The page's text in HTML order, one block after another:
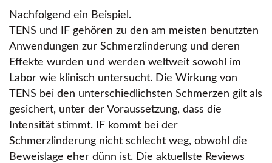
Nachfolgend ein Beispiel.
TENS und IF gehören zu den am meisten benutzten
Anwendungen zur Schmerzlinderung und deren
Effekte wurden und werden weltweit sowohl im
Labor wie klinisch untersucht. Die Wirkung von
TENS bei den unterschiedlichsten Schmerzen gilt als
gesichert, unter der Voraussetzung, dass die
Intensität stimmt. IF kommt bei der
Schmerzlinderung nicht schlecht weg, obwohl die
Beweislage eher dünn ist. Die aktuellste Reviews